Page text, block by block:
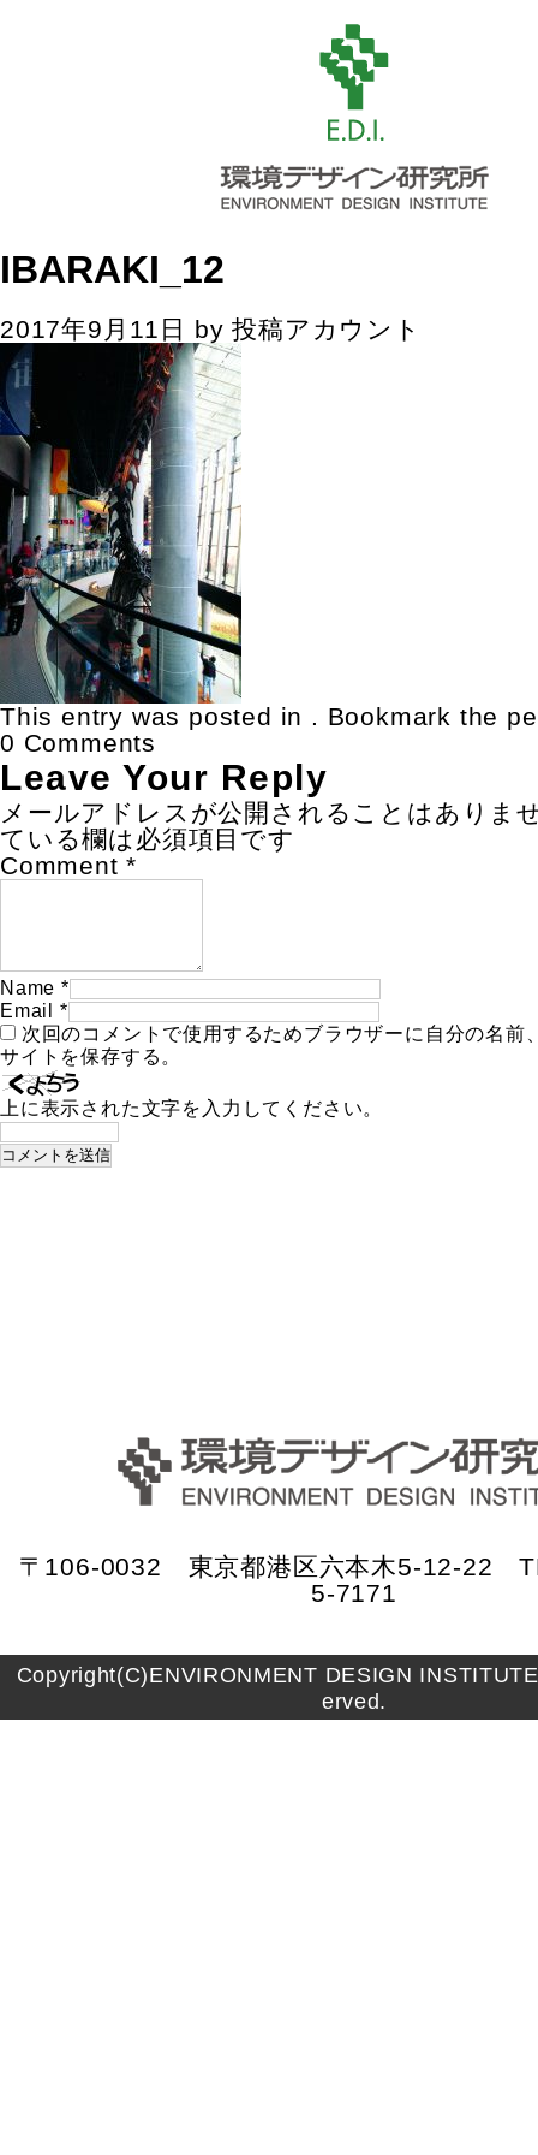
IBARAKI_12
2017年9月11日 by投稿アカウント
This entry was posted in . Bookmark the
0 Comments
Leave Your Reply
メールアドレスが公開されることはありま
ている欄は必須項目です
Comment *
Name *
Email
*
次回のコメントで使用するためブラウザーに自分の名前
サイトを保存する。
上に表示された文字を入力してください。
〒106-0032 東京都港区六本木5-12-22
5-7171
Copyright(C)ENVIRONMENT DESIGN
erved.